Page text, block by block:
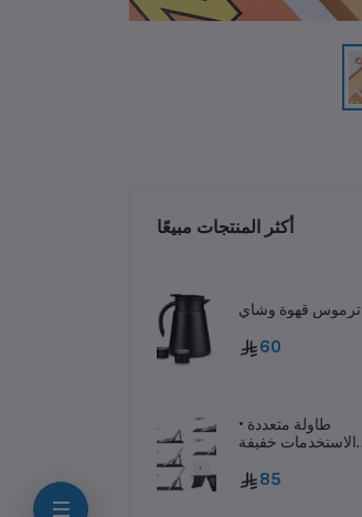
أكثر المنتجات مبيعًا
ترموس قهوة وشاي
60
• طاولة متعددة
الاستخدمات خفيفة
85